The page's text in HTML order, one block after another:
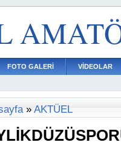
FOTO GALERİ VİDEOLAR
» AKTÜEL